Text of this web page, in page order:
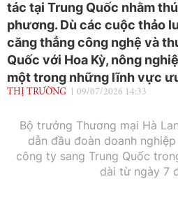
tác tại Trung Quốc nhằm
phương. Dù các cuộc thảo
căng thẳng công nghệ và
Quốc với Hoa Kỳ, nông
một trong những lĩnh vực
THỊ TRƯỜNG 09/07/2026 14:33
Bộ trưởng Thương mại Hà
dẫn đầu đoàn doanh
công ty sang Trung Quốc
dài từ ngày 7